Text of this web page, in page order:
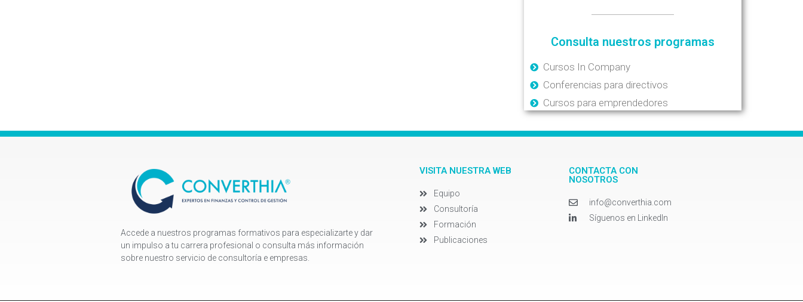
Consulta nuestros programas
Cursos In Company
Conferencias para directivos
Cursos para emprendedores
Accede a nuestros programas formativos para especializarte y dar
un impulso a tu carrera profesional o consulta más información
sobre nuestro servicio de consultoría e empresas.
VISITA NUESTRA WEB
Equipo
Consultoría
Formación
Publicaciones
CONTACTA CON
NOSOTROS
info@converthia.com
Síguenos en LinkedIn